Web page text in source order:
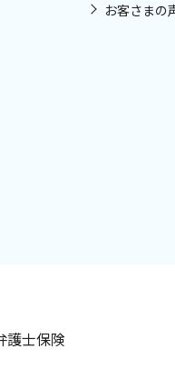
お客さまの